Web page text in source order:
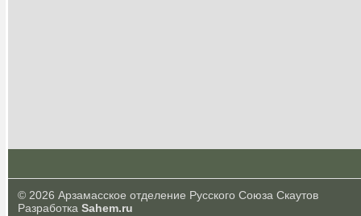
© 2026 Арзамасское отделение Русского Союза Скаутов
Разработка Sahem.ru